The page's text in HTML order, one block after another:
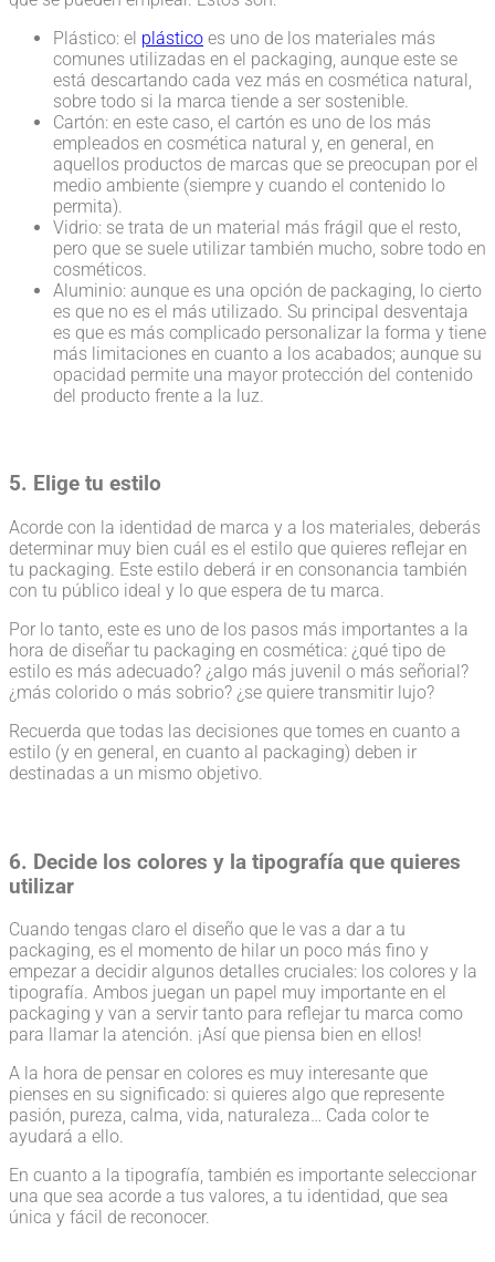
Plástico: el plástico es uno de los materiales más
comunes utilizadas en el packaging, aunque este se
está descartando cada vez más en cosmética natural,
sobre todo si la marca tiende a ser sostenible.
Cartón: en este caso, el cartón es uno de los más
empleados en cosmética natural y, en general, en
aquellos productos de marcas que se preocupan por el
medio ambiente (siempre y cuando el contenido lo
permita).
Vidrio: se trata de un material más frágil que el resto,
pero que se suele utilizar también mucho, sobre todo en
cosméticos.
Aluminio: aunque es una opción de packaging, lo cierto
es que no es el más utilizado. Su principal desventaja
es que es más complicado personalizar la forma y tiene
más limitaciones en cuanto a los acabados; aunque su
opacidad permite una mayor protección del contenido
del producto frente a la luz.
5. Elige tu estilo
Acorde con la identidad de marca y a los materiales, deberás
determinar muy bien cuál es el estilo que quieres reflejar en
tu packaging. Este estilo deberá ir en consonancia también
con tu público ideal y lo que espera de tu marca.
Por lo tanto, este es uno de los pasos más importantes a la
hora de diseñar tu packaging en cosmética: ¿qué tipo de
estilo es más adecuado? ¿algo más juvenil o más señorial?
¿más colorido o más sobrio? ¿se quiere transmitir lujo?
Recuerda que todas las decisiones que tomes en cuanto a
estilo (y en general, en cuanto al packaging) deben ir
destinadas a un mismo objetivo.
6. Decide los colores y la tipografía que quieres
utilizar
Cuando tengas claro el diseño que le vas a dar a tu
packaging, es el momento de hilar un poco más fino y
empezar a decidir algunos detalles cruciales: los colores y la
tipografía. Ambos juegan un papel muy importante en el
packaging y van a servir tanto para reflejar tu marca como
para llamar la atención. ¡Así que piensa bien en ellos!
A la hora de pensar en colores es muy interesante que
pienses en su significado: si quieres algo que represente
pasión, pureza, calma, vida, naturaleza… Cada color te
ayudará a ello.
En cuanto a la tipografía, también es importante seleccionar
una que sea acorde a tus valores, a tu identidad, que sea
única y fácil de reconocer.